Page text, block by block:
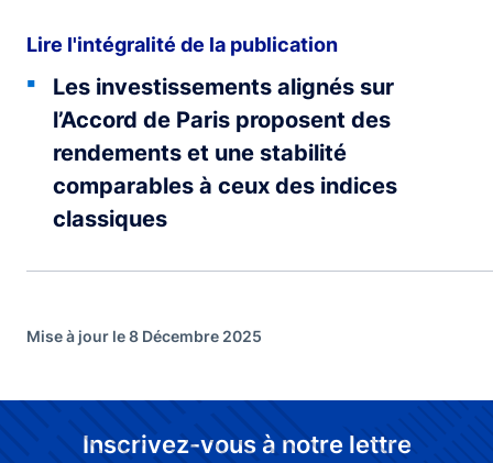
Lire l'intégralité de la publication
Les investissements alignés sur
l’Accord de Paris proposent des
rendements et une stabilité
comparables à ceux des indices
classiques
Mise à jour le 8 Décembre 2025
Inscrivez-vous à notre lettre